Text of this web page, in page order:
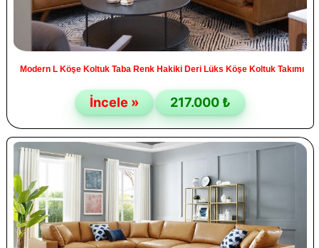
Modern L Köşe Koltuk Taba Renk Hakiki Deri Lüks Köşe Koltuk Takımı
İncele » 217.000 ₺